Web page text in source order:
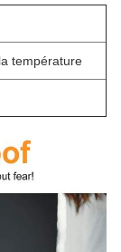
température